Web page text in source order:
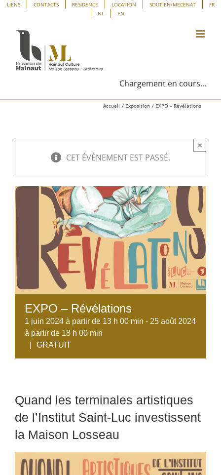
Panneau de gestion des cookies
Passer
contenu
LIENS CONTACTS RESIDENCE LOCATION SOUTIEN/MECENAT
FR
NL
EN
Chargement en cours...
Accueil Exposition EXPO – Révélations
CET ÉVÈNEMENT EST PASSÉ.
×
EXPO – Révélations
1 juin 2024 à partir de 13 h 00 min - 25 août 2024
à partir de 18 h 00 min
GRATUIT
Quand les terminales artistiques
de l’Institut Saint-Luc investissent
la Maison Losseau